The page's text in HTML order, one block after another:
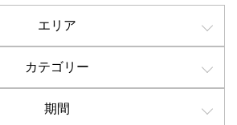
エリア
カテゴリー
期間